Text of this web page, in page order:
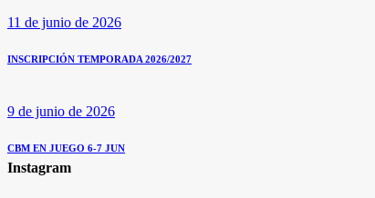
11 de junio de 2026
INSCRIPCIÓN TEMPORADA 2026/2027
9 de junio de 2026
CBM EN JUEGO 6-7 JUN
Instagram